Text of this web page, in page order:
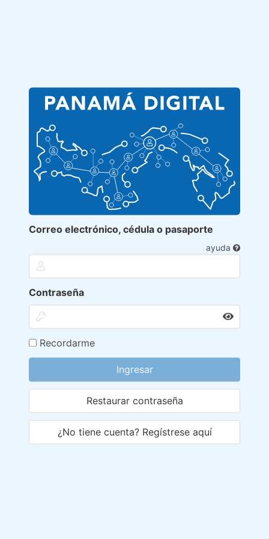
Correo electrónico, cédula o pasaporte
ayuda
Contraseña
Recordarme
Ingresar
Restaurar contraseña
¿No tiene cuenta? Regístrese aquí